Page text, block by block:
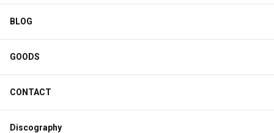
BLOG
GOODS
CONTACT
Discography